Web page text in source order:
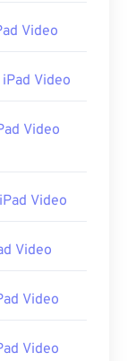
Video
Video
Video
Video
Video
Video
Video